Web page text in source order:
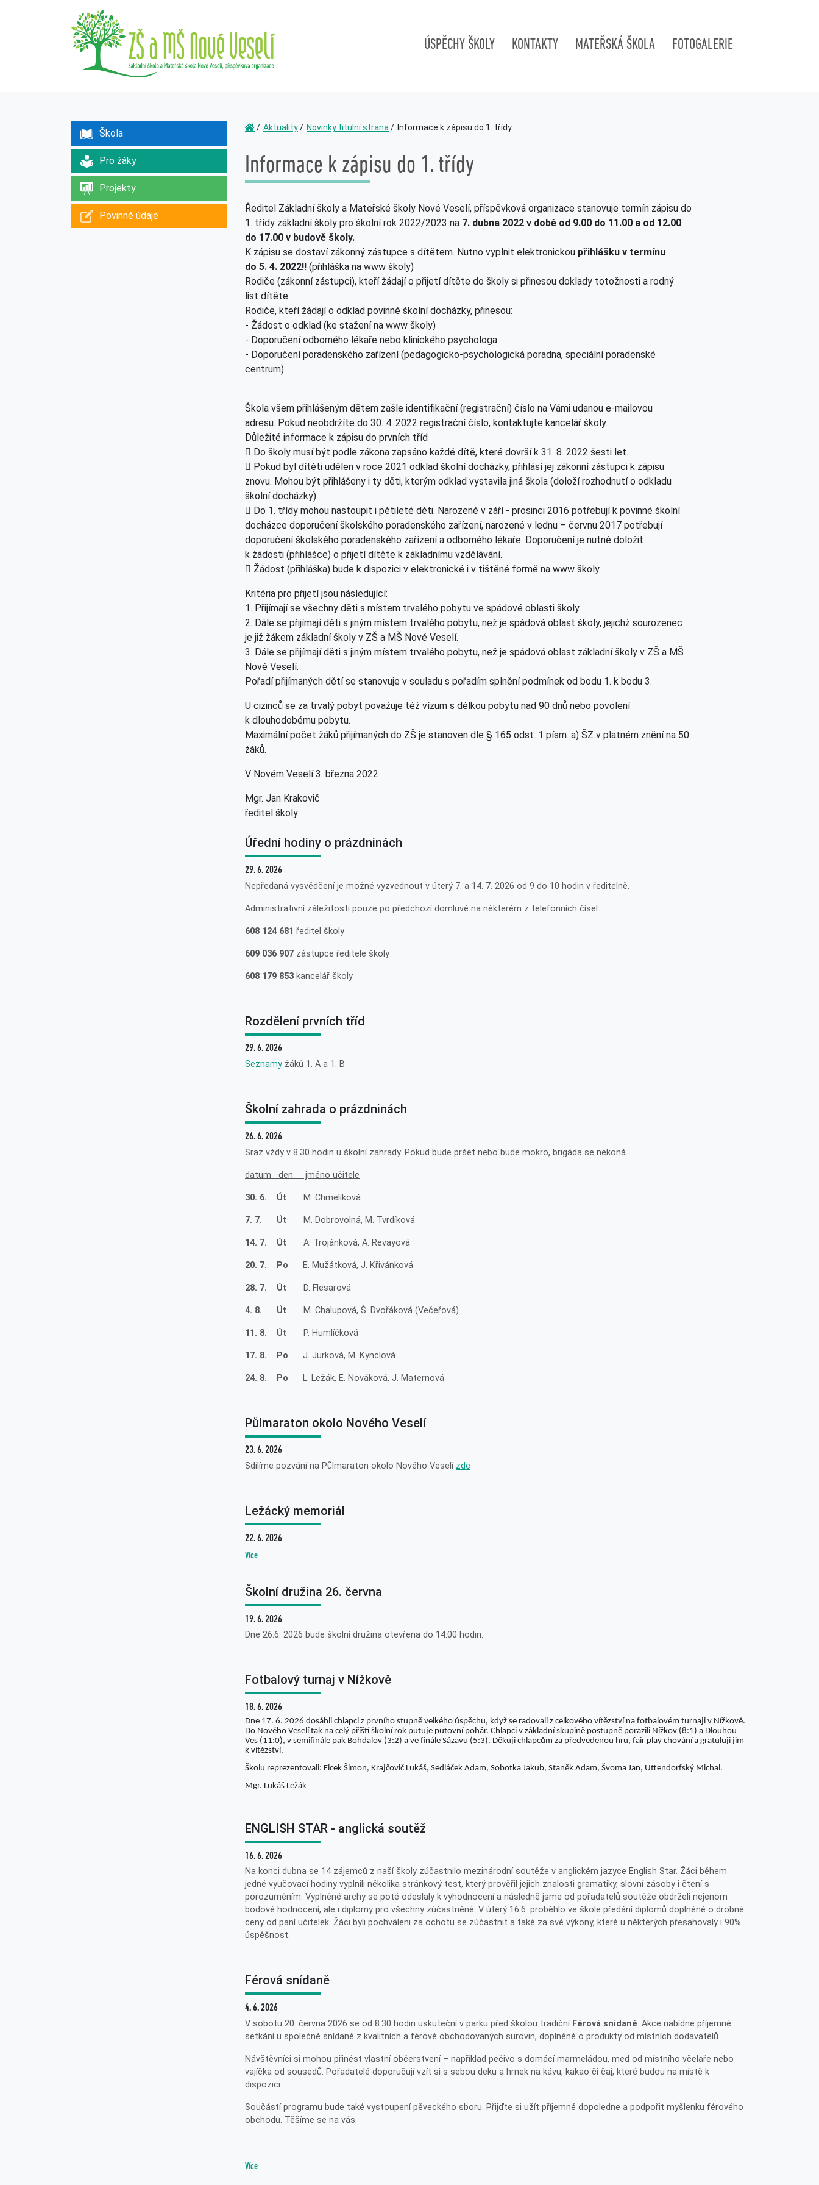
ÚSPĚCHY ŠKOLY KONTAKTY MATEŘSKÁ ŠKOLA FOTOGALERIE
Škola
Pro žáky
Projekty
Povinné údaje
Aktuality Novinky titulní strana Informace k zápisu do 1. třídy
Informace k zápisu do 1. třídy
Ředitel Základní školy a Mateřské školy Nové Veselí, příspěvková organizace stanovuje termín zápisu do
1. třídy základní školy pro školní rok 2022/2023 na 7. dubna 2022 v době od 9.00 do 11.00 a od 12.00
do 17.00 v budově školy.
K zápisu se dostaví zákonný zástupce s dítětem. Nutno vyplnit elektronickou přihlášku v termínu
do 5. 4. 2022!! (přihláška na www školy)
Rodiče (zákonní zástupci), kteří žádají o přijetí dítěte do školy si přinesou doklady totožnosti a rodný
list dítěte.
Rodiče, kteří žádají o odklad povinné školní docházky, přinesou:
- Žádost o odklad (ke stažení na www školy)
- Doporučení odborného lékaře nebo klinického psychologa
- Doporučení poradenského zařízení (pedagogicko-psychologická poradna, speciální poradenské
centrum)
Škola všem přihlášeným dětem zašle identifikační (registrační) číslo na Vámi udanou e-mailovou
adresu. Pokud neobdržíte do 30. 4. 2022 registrační číslo, kontaktujte kancelář školy.
Důležité informace k zápisu do prvních tříd
 Do školy musí být podle zákona zapsáno každé dítě, které dovrší k 31. 8. 2022 šesti let.
 Pokud byl dítěti udělen v roce 2021 odklad školní docházky, přihlásí jej zákonní zástupci k zápisu
znovu. Mohou být přihlášeny i ty děti, kterým odklad vystavila jiná škola (doloží rozhodnutí o odkladu
školní docházky).
 Do 1. třídy mohou nastoupit i pětileté děti. Narozené v září - prosinci 2016 potřebují k povinné školní
docházce doporučení školského poradenského zařízení, narozené v lednu – červnu 2017 potřebují
doporučení školského poradenského zařízení a odborného lékaře. Doporučení je nutné doložit
k žádosti (přihlášce) o přijetí dítěte k základnímu vzdělávání.
 Žádost (přihláška) bude k dispozici v elektronické i v tištěné formě na www školy.
Kritéria pro přijetí jsou následující:
1. Přijímají se všechny děti s místem trvalého pobytu ve spádové oblasti školy.
2. Dále se přijímají děti s jiným místem trvalého pobytu, než je spádová oblast školy, jejichž sourozenec
je již žákem základní školy v ZŠ a MŠ Nové Veselí.
3. Dále se přijímají děti s jiným místem trvalého pobytu, než je spádová oblast základní školy v ZŠ a MŠ
Nové Veselí.
Pořadí přijímaných dětí se stanovuje v souladu s pořadím splnění podmínek od bodu 1. k bodu 3.
U cizinců se za trvalý pobyt považuje též vízum s délkou pobytu nad 90 dnů nebo povolení
k dlouhodobému pobytu.
Maximální počet žáků přijímaných do ZŠ je stanoven dle § 165 odst. 1 písm. a) ŠZ v platném znění na 50
žáků.
V Novém Veselí 3. března 2022
Mgr. Jan Krakovič
ředitel školy
Úřední hodiny o prázdninách
29. 6. 2026
Nepředaná vysvědčení je možné vyzvednout v úterý 7. a 14. 7. 2026 od 9 do 10 hodin v ředitelně.
Administrativní záležitosti pouze po předchozí domluvě na některém z telefonních čísel:
608 124 681 ředitel školy
609 036 907 zástupce ředitele školy
608 179 853 kancelář školy
Rozdělení prvních tříd
29. 6. 2026
Seznamy žáků 1. A a 1. B
Školní zahrada o prázdninách
26. 6. 2026
Sraz vždy v 8.30 hodin u školní zahrady. Pokud bude pršet nebo bude mokro, brigáda se nekoná.
datum den jméno učitele
30. 6. Út M. Chmelíková
7. 7. Út M. Dobrovolná, M. Tvrdíková
14. 7. Út A. Trojánková, A. Revayová
20. 7. Po E. Mužátková, J. Křivánková
28. 7. Út D. Flesarová
4. 8. Út M. Chalupová, Š. Dvořáková (Večeřová)
11. 8. Út P. Humlíčková
17. 8. Po J. Jurková, M. Kynclová
24. 8. Po L. Ležák, E. Nováková, J. Maternová
Půlmaraton okolo Nového Veselí
23. 6. 2026
Sdílíme pozvání na Půlmaraton okolo Nového Veselí zde
Ležácký memoriál
22. 6. 2026
Více
Školní družina 26. června
19. 6. 2026
Dne 26.6. 2026 bude školní družina otevřena do 14:00 hodin.
Fotbalový turnaj v Nížkově
18. 6. 2026
Dne 17. 6. 2026 dosáhli chlapci z prvního stupně velkého úspěchu, když se radovali z celkového vítězství na fotbalovém turnaji v Nížkově.
Do Nového Veselí tak na celý příští školní rok putuje putovní pohár. Chlapci v základní skupině postupně porazili Nížkov (8:1) a Dlouhou
Ves (11:0), v semifinále pak Bohdalov (3:2) a ve finále Sázavu (5:3). Děkuji chlapcům za předvedenou hru, fair play chování a gratuluji jim
k vítězství.
Školu reprezentovali: Ficek Šimon, Krajčovič Lukáš, Sedláček Adam, Sobotka Jakub, Staněk Adam, Švoma Jan, Uttendorfský Michal.
Mgr. Lukáš Ležák
ENGLISH STAR - anglická soutěž
16. 6. 2026
Na konci dubna se 14 zájemců z naší školy zúčastnilo mezinárodní soutěže v anglickém jazyce English Star. Žáci během
jedné vyučovací hodiny vyplnili několika stránkový test, který prověřil jejich znalosti gramatiky, slovní zásoby i čtení s
porozuměním. Vyplněné archy se poté odeslaly k vyhodnocení a následně jsme od pořadatelů soutěže obdrželi nejenom
bodové hodnocení, ale i diplomy pro všechny zúčastněné. V úterý 16.6. proběhlo ve škole předání diplomů doplněné o drobné
ceny od paní učitelek. Žáci byli pochváleni za ochotu se zúčastnit a také za své výkony, které u některých přesahovaly i 90%
úspěšnost.
Férová snídaně
4. 6. 2026
V sobotu 20. června 2026 se od 8.30 hodin uskuteční v parku před školou tradiční Férová snídaně. Akce nabídne příjemné
setkání u společné snídaně z kvalitních a férově obchodovaných surovin, doplněné o produkty od místních dodavatelů.
Návštěvníci si mohou přinést vlastní občerstvení – například pečivo s domácí marmeládou, med od místního včelaře nebo
vajíčka od sousedů. Pořadatelé doporučují vzít si s sebou deku a hrnek na kávu, kakao či čaj, které budou na místě k
dispozici.
Součástí programu bude také vystoupení pěveckého sboru. Přijďte si užít příjemné dopoledne a podpořit myšlenku férového
obchodu. Těšíme se na vás.
Více